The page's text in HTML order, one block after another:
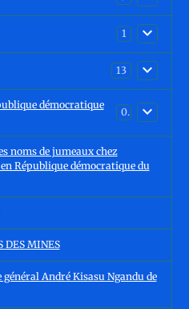
1
13
démocratique
0
noms de jumeaux chez
République démocratique du
DES MINES
André Kisasu Ngandu de